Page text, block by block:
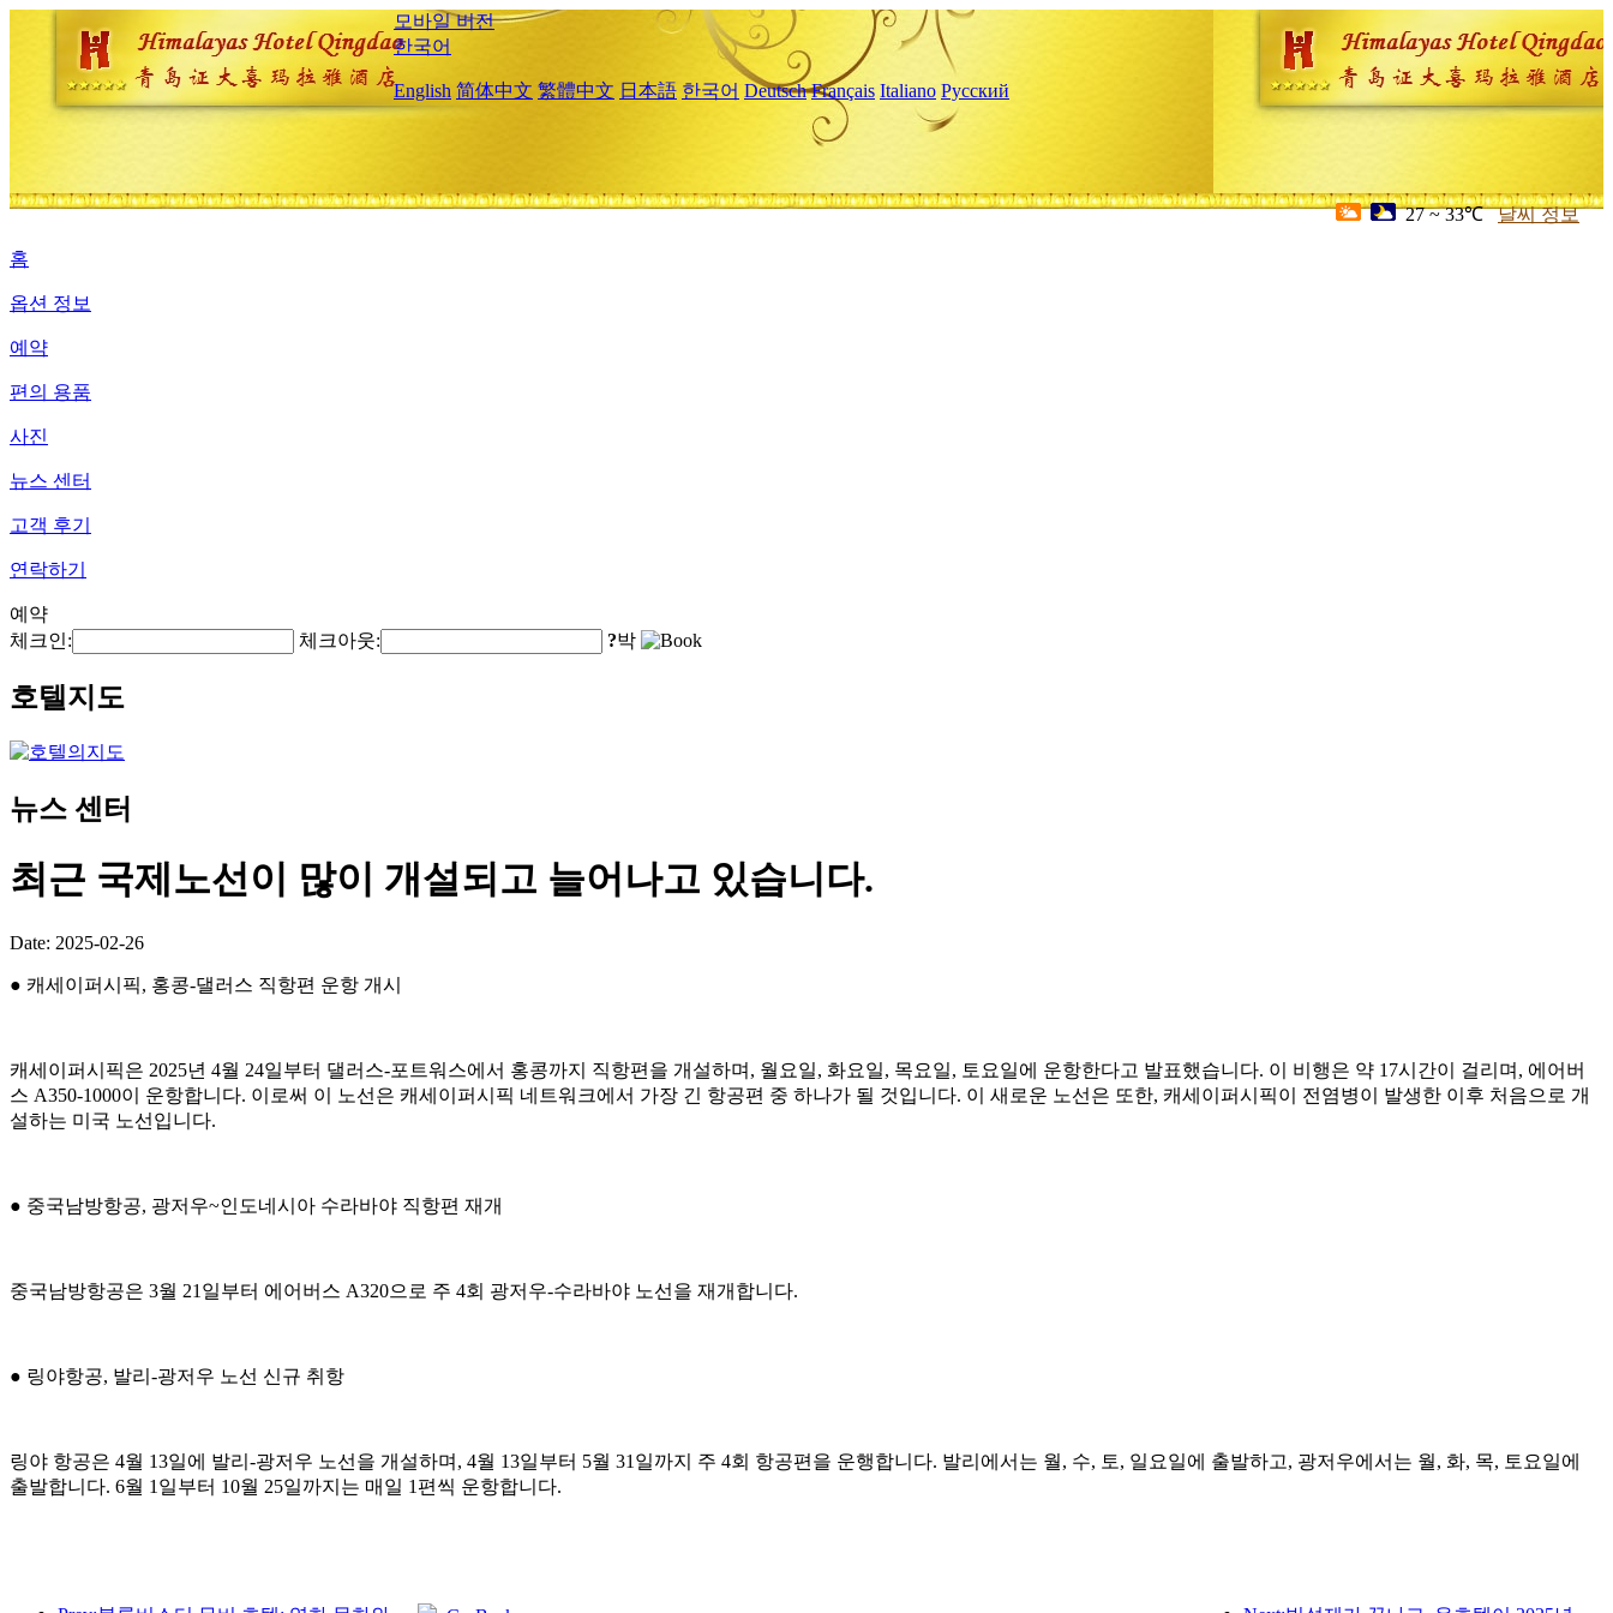
모바일 버전
한국어
English 简体中文 繁體中文 日本語 한국어 Deutsch Français Italiano Русский
27 ~ 33℃ 날씨 정보
홈
옵션 정보
예약
편의 용품
사진
뉴스 센터
고객 후기
연락하기
예약
체크인:
체크아웃: ?박
호텔지도
뉴스 센터
최근 국제노선이 많이 개설되고 늘어나고 있습니다.
Date: 2025-02-26
● 캐세이퍼시픽, 홍콩-댈러스 직항편 운항 개시
캐세이퍼시픽은 2025년 4월 24일부터 댈러스-포트워스에서 홍콩까지 직항편을 개설하며, 월요일, 화요일, 목요일, 토요일에 운항한다고 발표했습니다. 이 비행은 약 17시간이 걸리며, 에어버
스 A350-1000이 운항합니다. 이로써 이 노선은 캐세이퍼시픽 네트워크에서 가장 긴 항공편 중 하나가 될 것입니다. 이 새로운 노선은 또한, 캐세이퍼시픽이 전염병이 발생한 이후 처음으로 개
설하는 미국 노선입니다.
● 중국남방항공, 광저우~인도네시아 수라바야 직항편 재개
중국남방항공은 3월 21일부터 에어버스 A320으로 주 4회 광저우-수라바야 노선을 재개합니다.
● 링야항공, 발리-광저우 노선 신규 취항
링야 항공은 4월 13일에 발리-광저우 노선을 개설하며, 4월 13일부터 5월 31일까지 주 4회 항공편을 운행합니다. 발리에서는 월, 수, 토, 일요일에 출발하고, 광저우에서는 월, 화, 목, 토요일에
출발합니다. 6월 1일부터 10월 25일까지는 매일 1편씩 운항합니다.